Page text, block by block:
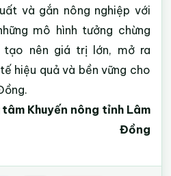
và gắn nông nghiệp với
mô hình tưởng chừng
nên giá trị lớn, mở ra
hiệu quả và bền vững cho
Khuyến nông tỉnh Lâm
Đồng